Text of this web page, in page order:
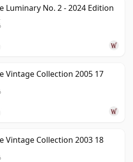
Luminary No. 2 - 2024 Edition
Vintage Collection 2005 17
Vintage Collection 2003 18